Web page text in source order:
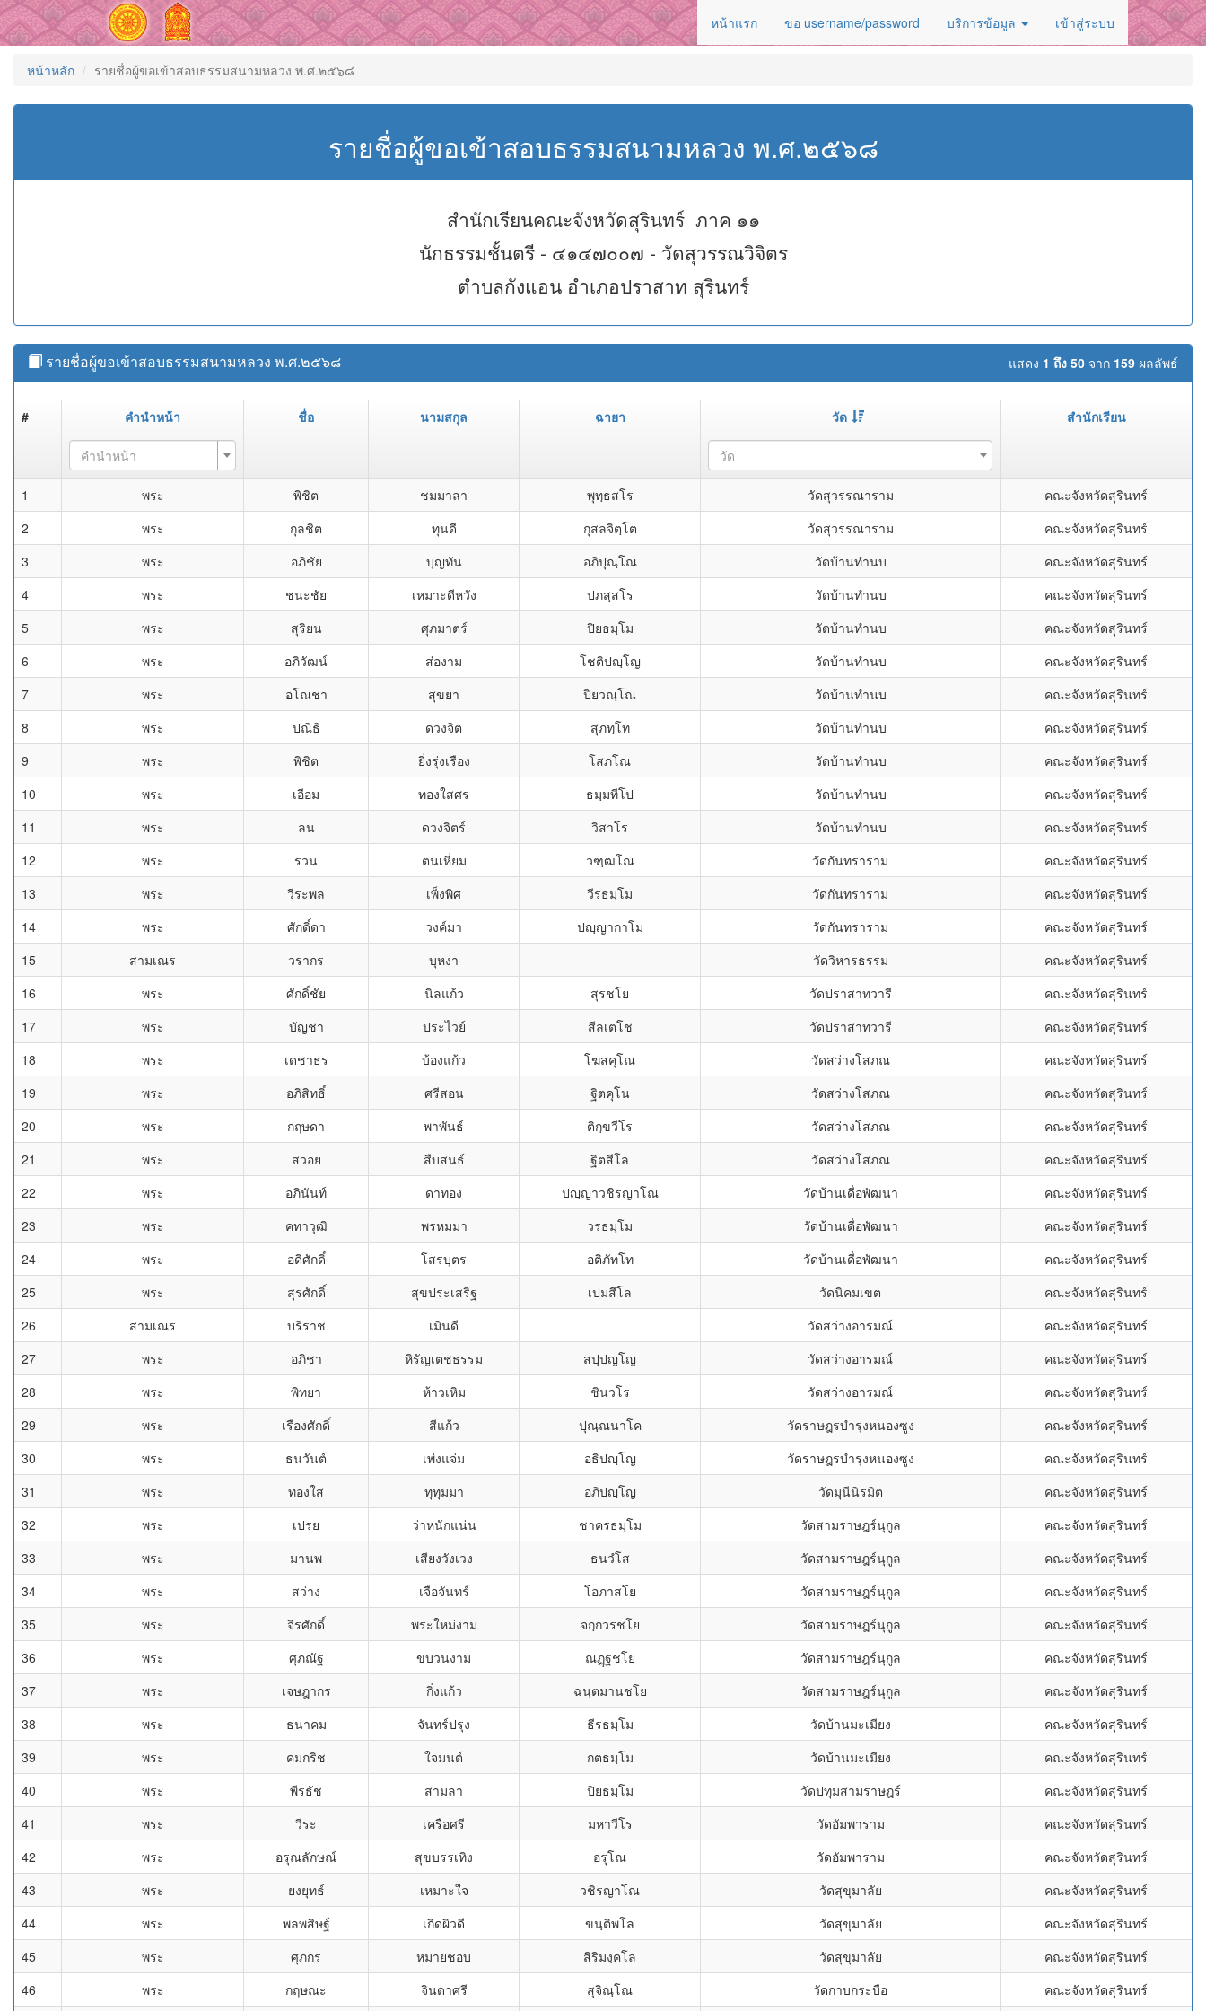
หน้าแรก ขอ username/password บริการข้อมูล เข้าสู่ระบบ
หน้าหลัก รายชื่อผู้ขอเข้าสอบธรรมสนามหลวง พ.ศ.๒๕๖๘
รายชื่อผู้ขอเข้าสอบธรรมสนามหลวง พ.ศ.๒๕๖๘
สำนักเรียนคณะจังหวัดสุรินทร์ ภาค ๑๑
นักธรรมชั้นตรี - ๔๑๔๗๐๐๗ - วัดสุวรรณวิจิตร
ตำบลกังแอน อำเภอปราสาท สุรินทร์
แสดง 1 ถึง 50 จาก 159 ผลลัพธ์
รายชื่อผู้ขอเข้าสอบธรรมสนามหลวง พ.ศ.๒๕๖๘
# คำนำหน้า ชื่อ นามสกุล ฉายา วัด สำนักเรียน
คำนำหน้า วัด
1 พระ พิชิต ชมมาลา พุทฺธสโร วัดสุวรรณาราม
คณะจังหวัดสุรินทร์
2
พระ กุลชิต ทุนดี กุสลจิตฺโต วัดสุวรรณาราม
คณะจังหวัดสุรินทร์
3
พระ อภิชัย บุญทัน อภิปุณฺโณ วัดบ้านทำนบ
คณะจังหวัดสุรินทร์
4
พระ ชนะชัย เหมาะดีหวัง ปภสฺสโร วัดบ้านทำนบ
คณะจังหวัดสุรินทร์
5
พระ สุริยน ศุภมาตร์ ปิยธมฺโม วัดบ้านทำนบ
คณะจังหวัดสุรินทร์
6
พระ อภิวัฒน์ ส่องาม โชติปญฺโญ วัดบ้านทำนบ
คณะจังหวัดสุรินทร์
7
พระ อโณชา สุขยา ปิยวณฺโณ วัดบ้านทำนบ
คณะจังหวัดสุรินทร์
8
พระ ปณิธิ ดวงจิต สุภทฺโท วัดบ้านทำนบ
คณะจังหวัดสุรินทร์
9
พระ พิชิต ยิ่งรุ่งเรือง โสภโณ วัดบ้านทำนบ
คณะจังหวัดสุรินทร์
10
พระ เอือม ทองใสศร ธมฺมทีโป วัดบ้านทำนบ
คณะจังหวัดสุรินทร์
11
พระ ลน ดวงจิตร์ วิสาโร วัดบ้านทำนบ
คณะจังหวัดสุรินทร์
12
พระ รวน ตนเหี่ยม วฑฺฒโณ วัดกันทราราม
คณะจังหวัดสุรินทร์
13
พระ วีระพล เพ็งพิศ วีรธมฺโม วัดกันทราราม
คณะจังหวัดสุรินทร์
14
พระ ศักดิ์ดา วงค์มา ปญฺญากาโม วัดกันทราราม
คณะจังหวัดสุรินทร์
15
สามเณร วรากร บุหงา วัดวิหารธรรม
คณะจังหวัดสุรินทร์
16
พระ ศักดิ์ชัย นิลแก้ว สุรชโย วัดปราสาทวารี
คณะจังหวัดสุรินทร์
17
พระ บัญชา ประไวย์ สีลเตโช วัดปราสาทวารี
คณะจังหวัดสุรินทร์
18
พระ เดชาธร บ้องแก้ว โฆสคุโณ วัดสว่างโสภณ
คณะจังหวัดสุรินทร์
19
พระ อภิสิทธิ์ ศรีสอน ฐิตคุโน วัดสว่างโสภณ
คณะจังหวัดสุรินทร์
20
พระ กฤษดา พาพันธ์ ติกฺขวีโร วัดสว่างโสภณ
คณะจังหวัดสุรินทร์
21
พระ สวอย สืบสนธ์ ฐิตสีโล วัดสว่างโสภณ
คณะจังหวัดสุรินทร์
22
พระ อภินันท์ ดาทอง ปญฺญาวชิรญาโณ วัดบ้านเดื่อพัฒนา
คณะจังหวัดสุรินทร์
23
พระ คทาวุฒิ พรหมมา วรธมฺโม วัดบ้านเดื่อพัฒนา
คณะจังหวัดสุรินทร์
24
พระ อดิศักดิ์ โสรบุตร อติภัทโท วัดบ้านเดื่อพัฒนา
คณะจังหวัดสุรินทร์
25
พระ สุรศักดิ์ สุขประเสริฐ เปมสีโล วัดนิคมเขต
คณะจังหวัดสุรินทร์
26
สามเณร บริราช เมินดี วัดสว่างอารมณ์
คณะจังหวัดสุรินทร์
27
พระ อภิชา หิรัญเตชธรรม สปฺปญโญ วัดสว่างอารมณ์
คณะจังหวัดสุรินทร์
28
พระ พิทยา ห้าวเหิม ชินวโร วัดสว่างอารมณ์
คณะจังหวัดสุรินทร์
29
พระ เรืองศักดิ์ สีแก้ว ปุณฺณนาโค วัดราษฎรบำรุงหนองซูง
คณะจังหวัดสุรินทร์
30
พระ ธนวันต์ เพ่งแจ่ม อธิปญฺโญ วัดราษฎรบำรุงหนองซูง
คณะจังหวัดสุรินทร์
31
พระ ทองใส ทุทุมมา อภิปญฺโญ วัดมุนีนิรมิต
คณะจังหวัดสุรินทร์
32
พระ เปรย ว่าหนักแน่น ชาครธมฺโม วัดสามราษฎร์นุกูล
คณะจังหวัดสุรินทร์
33
พระ มานพ เสียงวังเวง ธนวํโส วัดสามราษฎร์นุกูล
คณะจังหวัดสุรินทร์
34
พระ สว่าง เจือจันทร์ โอภาสโย วัดสามราษฎร์นุกูล
คณะจังหวัดสุรินทร์
35
พระ จิรศักดิ์ พระใหม่งาม จกฺกวรชโย วัดสามราษฎร์นุกูล
คณะจังหวัดสุรินทร์
36
พระ ศุภณัฐ ขบวนงาม ณฏฺฐชโย วัดสามราษฎร์นุกูล
คณะจังหวัดสุรินทร์
37
พระ เจษฎากร กิ่งแก้ว ฉนฺตมานชโย วัดสามราษฎร์นุกูล
คณะจังหวัดสุรินทร์
38
พระ ธนาคม จันทร์ปรุง ธีรธมฺโม วัดบ้านมะเมียง
คณะจังหวัดสุรินทร์
39
พระ คมกริช ใจมนต์ กตธมฺโม วัดบ้านมะเมียง
คณะจังหวัดสุรินทร์
40
พระ พีรธัช สามลา ปิยธมฺโม วัดปทุมสามราษฎร์
คณะจังหวัดสุรินทร์
41
พระ วีระ เครือศรี มหาวีโร วัดอัมพาราม
คณะจังหวัดสุรินทร์
42
พระ อรุณลักษณ์ สุขบรรเทิง อรุโณ วัดอัมพาราม
คณะจังหวัดสุรินทร์
43
พระ ยงยุทธ์ เหมาะใจ วชิรญาโณ วัดสุขุมาลัย
คณะจังหวัดสุรินทร์
44
พระ พลพสิษฐ์ เกิดผิวดี ขนฺติพโล วัดสุขุมาลัย
คณะจังหวัดสุรินทร์
45
พระ ศุภกร หมายชอบ สิริมงฺคโล วัดสุขุมาลัย
คณะจังหวัดสุรินทร์
46
พระ กฤษณะ จินดาศรี สุจิณฺโณ วัดกาบกระบือ คณะจังหวัดสุรินทร์